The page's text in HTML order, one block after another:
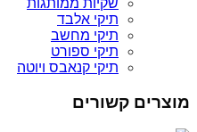
תיקי אלבד
תיקי מחשב
תיקי ספורט
תיקי קנאבס ויוטה
מוצרים קשורים